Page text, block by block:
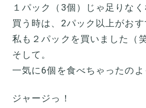
１パック（3個）じゃ足りなく
買う時は、2パック以上がおす
私も２パックを買いました（笑
そして。
一気に6個を食べちゃったのよ
ジャージっ！